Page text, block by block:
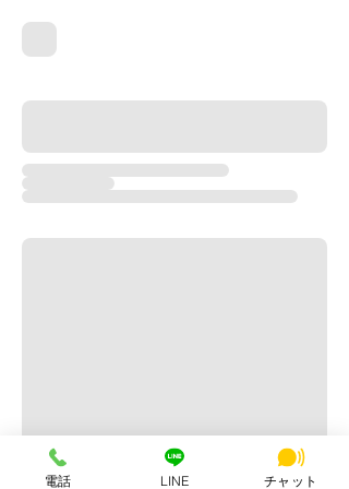
電話 LINE チャット